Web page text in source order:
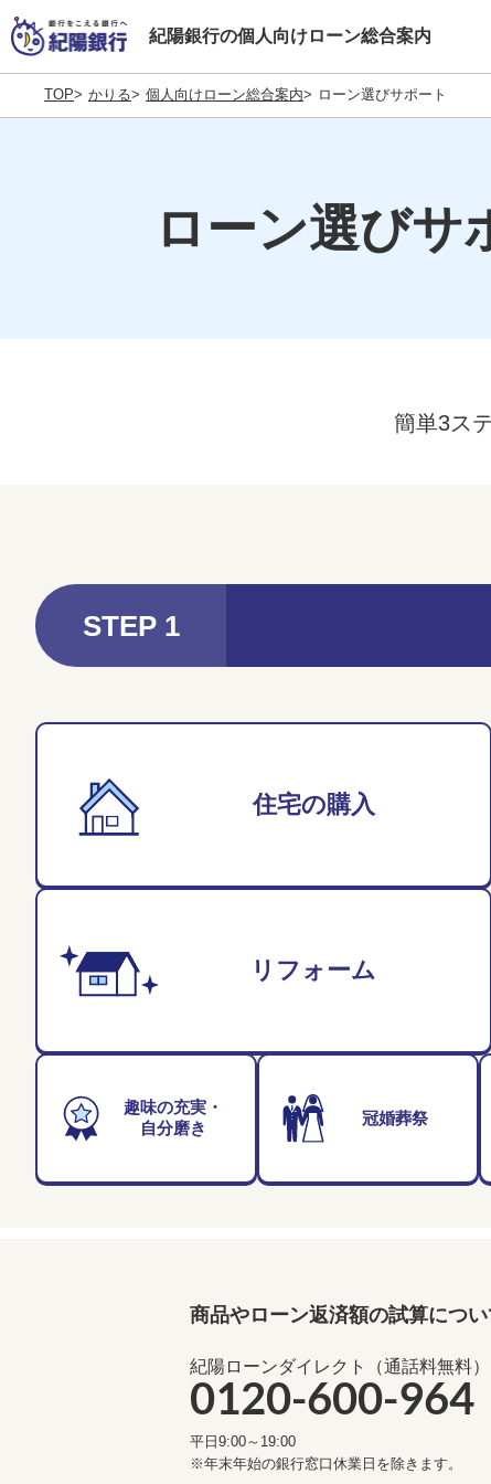
紀陽銀行の個人向けローン総合案内
TOP かりる 個人向けローン総合案内 ローン選びサポート
ローン選びサ
簡単3ス
STEP 1
住宅の購入
リフォーム
趣味の充実・
自分磨き
冠婚葬祭
商品やローン返済額の試算につ
紀陽ローンダイレクト（通話料無料）
0120-600-964
平日9:00～19:00
※年末年始の銀行窓口休業日を除きます。